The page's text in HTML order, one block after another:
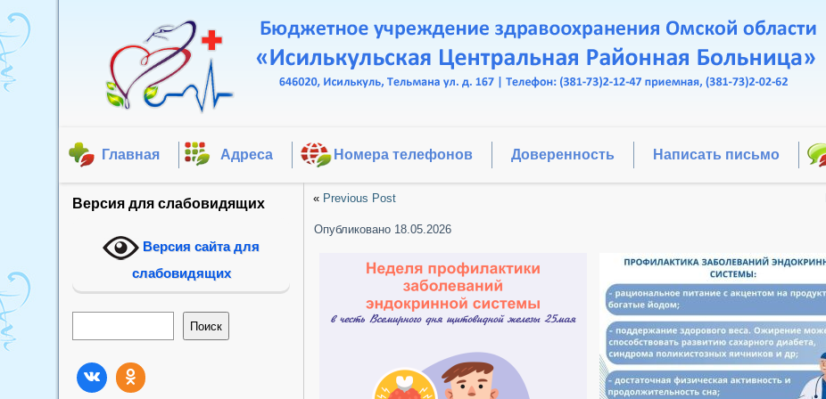
Главная Адреса Номера телефонов Доверенность Написать письмо
Версия для слабовидящих
Версия сайта для
слабовидящих
Поиск
« Previous Post
Опубликовано 18.05.2026